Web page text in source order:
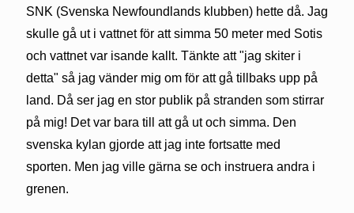
SNK (Svenska Newfoundlands klubben) hette då. Jag
skulle gå ut i vattnet för att simma 50 meter med Sotis
och vattnet var isande kallt. Tänkte att "jag skiter i
detta" så jag vänder mig om för att gå tillbaks upp på
land. Då ser jag en stor publik på stranden som stirrar
på mig! Det var bara till att gå ut och simma. Den
svenska kylan gjorde att jag inte fortsatte med
sporten. Men jag ville gärna se och instruera andra i
grenen.